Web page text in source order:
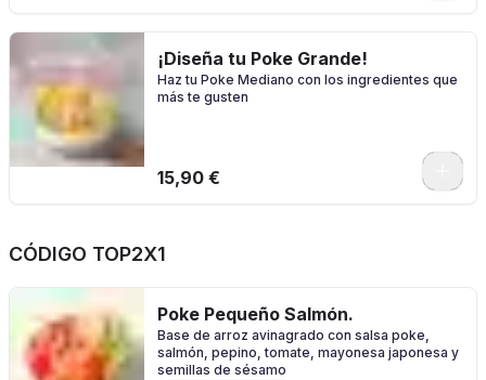
¡Diseña tu Poke Grande!
Haz tu Poke Mediano con los ingredientes que
más te gusten
15,90 €
CÓDIGO TOP2X1
Poke Pequeño Salmón.
Base de arroz avinagrado con salsa poke,
salmón, pepino, tomate, mayonesa japonesa y
semillas de sésamo